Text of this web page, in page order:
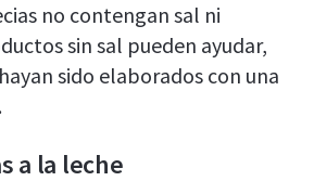
no contengan sal ni
sin sal pueden ayudar,
sido elaborados con una
a la leche